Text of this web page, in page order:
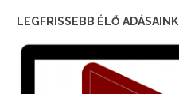
LEGFRISSEBB ÉLŐ ADÁSAINK